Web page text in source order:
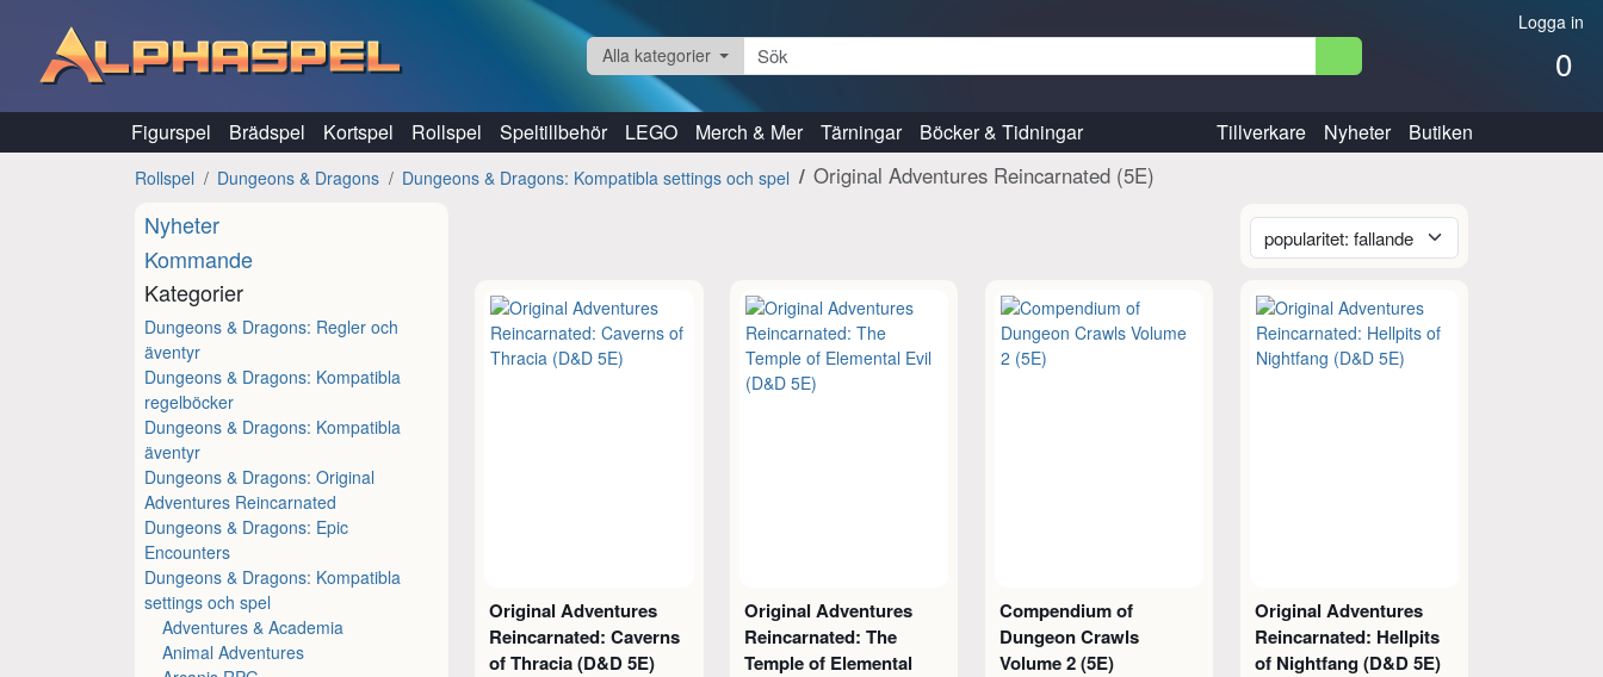
Logga in
0
Alla kategorier
Figurspel Brädspel Kortspel Rollspel Speltillbehör LEGO Merch & Mer Tärningar Böcker & Tidningar Tillverkare Nyheter Butiken
Rollspel Dungeons & Dragons Dungeons & Dragons: Kompatibla settings och spel Original Adventures Reincarnated (5E)
Nyheter
Kommande
Kategorier
Dungeons & Dragons: Regler och
äventyr
Dungeons & Dragons: Kompatibla
regelböcker
Dungeons & Dragons: Kompatibla
äventyr
Dungeons & Dragons: Original
Adventures Reincarnated
Dungeons & Dragons: Epic
Encounters
Dungeons & Dragons: Kompatibla
settings och spel
Adventures & Academia
Animal Adventures
Original Adventures
Reincarnated: Caverns
of Thracia (D&D 5E)
Original Adventures
Reincarnated: The
Temple of Elemental
Compendium of
Dungeon Crawls
Volume 2 (5E)
Original Adventures
Reincarnated: Hellpits
of Nightfang (D&D 5E)